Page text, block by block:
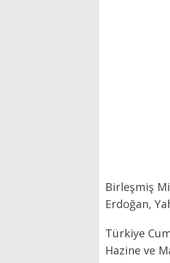
Birleşmiş
Erdoğan,
Türkiye
Hazine ve